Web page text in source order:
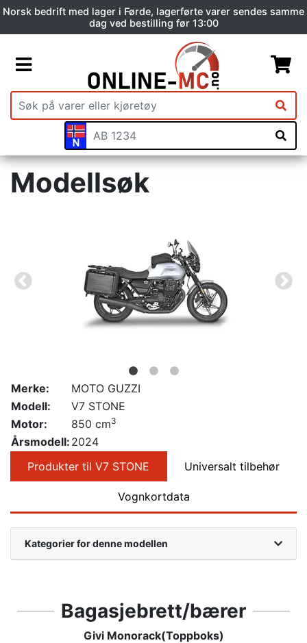
Norsk bedrift med lager i Førde, lagerførte varer sendes samme
dag ved bestilling før 13:00
Modellsøk
Merke:
MOTO GUZZI
Modell:
V7 STONE
Motor:
850 cm3
Årsmodell: 2024
Produkter til V7 STONE
Universalt tilbehør
Vognkortdata
Kategorier for denne modellen
Bagasjebrett/bærer
Givi Monorack(Toppboks)